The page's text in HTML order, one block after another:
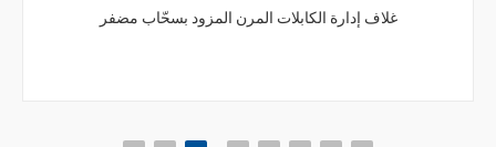
غلاف إدارة الكابلات المرن المزود بسحّاب مضفر